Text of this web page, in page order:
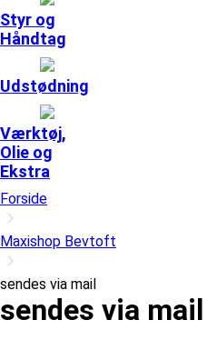
Styr og
Håndtag
Udstødning
Værktøj,
Olie og
Ekstra
Forside
Maxishop Bevtoft
sendes via mail
sendes via mail